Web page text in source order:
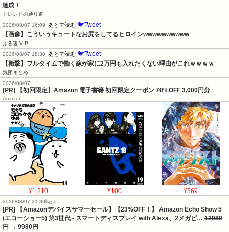
達成！
トレンドの通り道
2026/08/07 16:09
あとで読む 🐦Tweet
【画像】こういうキュートなお尻をしてるヒロインwwwwwwwwww
ぶる速-VIP
2026/08/07 18:30
あとで読む 🐦Tweet
【衝撃】フルタイムで働く嫁が家に2万円も入れたくない理由がこれｗｗｗｗ
気団まとめ
2026/08/07
[PR] 【初回限定】Amazon 電子書籍 初回限定クーポン 70%OFF 3,000円分
Amazon
¥1,210 ¥100 ¥869
2026/08/07 21:30時点
[PR] 【Amazonデバイスサマーセール】【23%OFF！】 Amazon Echo Show 5
(エコーショー5) 第3世代 - スマートディスプレイ with Alexa、2メガピ… 12980
円 → 9980円